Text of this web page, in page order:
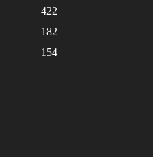
422
182
154